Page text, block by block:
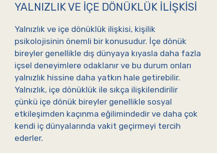
YALNIZLIK VE İÇE DÖNÜKLÜK İLIŞKISI
Yalnızlık ve içe dönüklük ilişkisi, kişilik
psikolojisinin önemli bir konusudur. İçe dönük
bireyler genellikle dış dünyaya kıyasla daha fazla
içsel deneyimlere odaklanır ve bu durum onları
yalnızlık hissine daha yatkın hale getirebilir.
Yalnızlık, içe dönüklük ile sıkça ilişkilendirilir
çünkü içe dönük bireyler genellikle sosyal
etkileşimden kaçınma eğilimindedir ve daha çok
kendi iç dünyalarında vakit geçirmeyi tercih
ederler.